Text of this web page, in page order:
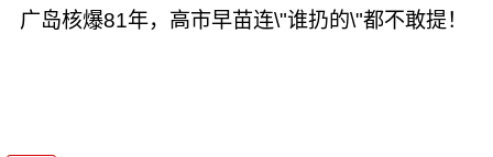
广岛核爆81年，高市早苗连\"谁扔的\"都不敢提！